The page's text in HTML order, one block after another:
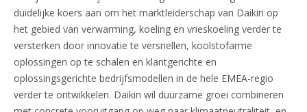
duidelijke koers aan om het marktleiderschap van Daikin op
het gebied van verwarming, koeling en vrieskoeling verder te
versterken door innovatie te versnellen, koolstofarme
oplossingen op te schalen en klantgerichte en
oplossingsgerichte bedrijfsmodellen in de hele EMEA-regio
verder te ontwikkelen. Daikin wil duurzame groei combineren